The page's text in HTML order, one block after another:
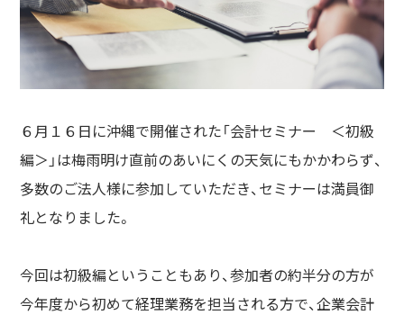
６月１６日に沖縄で開催された「会計セミナー ＜初級
編＞」は梅雨明け直前のあいにくの天気にもかかわらず、
多数のご法人様に参加していただき、セミナーは満員御
礼となりました。
今回は初級編ということもあり、参加者の約半分の方が
今年度から初めて経理業務を担当される方で、企業会計